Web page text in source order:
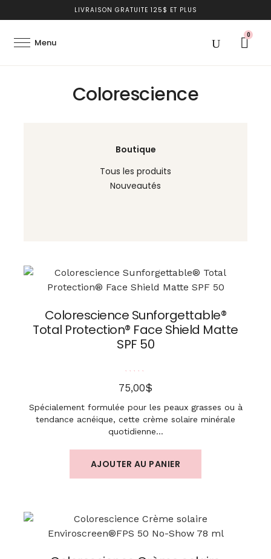
LIVRAISON GRATUITE 125$ ET PLUS
Colorescience
Boutique
Tous les produits
Nouveautés
Colorescience Sunforgettable®
Total Protection® Face Shield Matte
SPF 50
75,00$
Spécialement formulée pour les peaux grasses ou à
tendance acnéique, cette crème solaire minérale
quotidienne…
AJOUTER AU PANIER
0